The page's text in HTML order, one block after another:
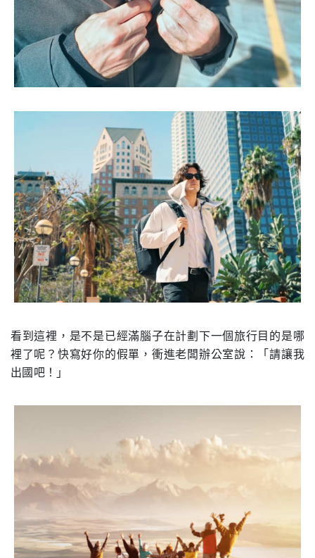
看到這裡，是不是已經滿腦子在計劃下一個旅行目的是哪
裡了呢？快寫好你的假單，衝進老闆辦公室說：「請讓我
出國吧！」